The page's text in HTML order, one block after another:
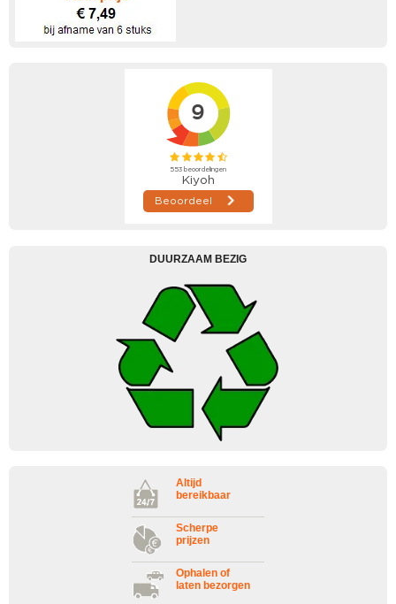
DUURZAAM BEZIG
Altijd
bereikbaar
Scherpe
prijzen
Ophalen of
laten bezorgen